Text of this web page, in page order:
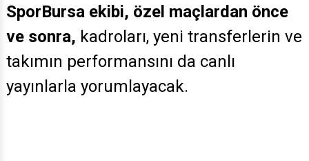
SporBursa ekibi, özel maçlardan önce
ve sonra, kadroları, yeni transferlerin ve
takımın performansını da canlı
yayınlarla yorumlayacak.